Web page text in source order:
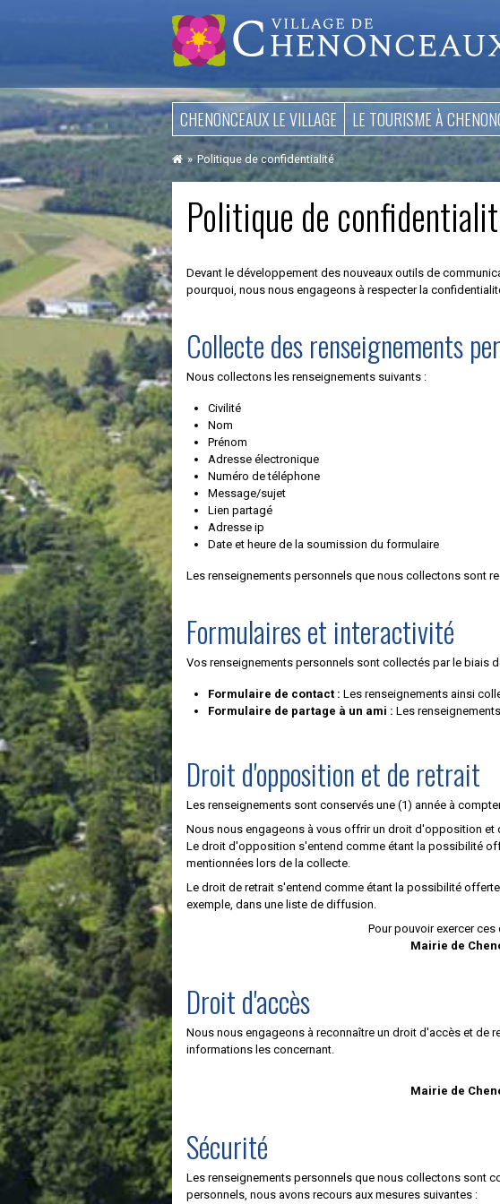
Aller
au
contenu
CHENONCEAUX LE VILLAGE LE TOURISME À
Politique de confidentialité
Politique de
Devant le développement des nouveaux outils de
pourquoi, nous nous engageons à respecter la
Collecte des renseignements
Nous collectons les renseignements suivants :
Civilité
Nom
Prénom
Adresse électronique
Numéro de téléphone
Message/sujet
Lien partagé
Adresse ip
Date et heure de la soumission du formulaire
Les renseignements personnels que nous collectons sont
Formulaires et interactivité
Vos renseignements personnels sont collectés par le biais
Formulaire de contact : Les renseignements ainsi
Formulaire de partage à un ami : Les
Droit d'opposition et de retrait
Les renseignements sont conservés une (1) année à
Nous nous engageons à vous offrir un droit d'opposition et
Le droit d'opposition s'entend comme étant la possibilité
mentionnées lors de la collecte.
Le droit de retrait s'entend comme étant la possibilité
exemple, dans une liste de diffusion.
Pour pouvoir exercer
Mairie de
Droit d'accès
Nous nous engageons à reconnaître un droit d'accès et de
informations les concernant.
Mairie de
Sécurité
Les renseignements personnels que nous collectons sont
personnels, nous avons recours aux mesures suivantes :